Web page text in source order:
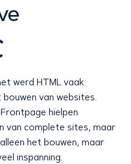
werd HTML vaak
van websites.
hielpen
van complete sites, maar
het bouwen, maar
inspanning.